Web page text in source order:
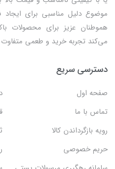
موضوع دلیل مناسبی برای
هموطنان عزیز برای محصولات
می‌کند تجربه خرید و طعمی متفاوت
دسترسی سریع
صفحه اول
تماس با ما
رویه بازگرداندن کالا
حریم خصوصی